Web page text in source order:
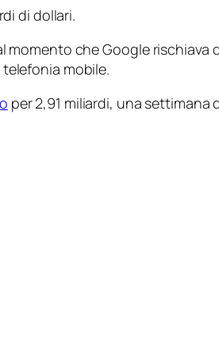
di dollari.
che Google
mobile.
per 2,91 miliardi, una settimana